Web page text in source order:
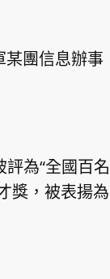
團信息辦事
為“全國百名
獎，被表揚為